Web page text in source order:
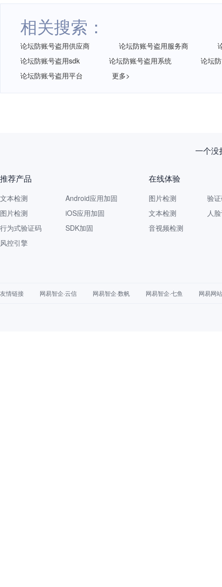
相关搜索：
论坛防账号盗用供应商 论坛防账号盗用服务商
论坛防账号盗用sdk
论坛防账号盗用系统
论坛
论坛防账号盗用平台
更多>
一个没
推荐产品
文本检测
图片检测
行为式验证码
风控引擎
Android应用加固
iOS应用加固
SDK加固
在线体验
图片检测
文本检测
音视频检测
验
人
友情链接 网易智企·云信 网易智企·数帆 网易智企·七鱼 网易网